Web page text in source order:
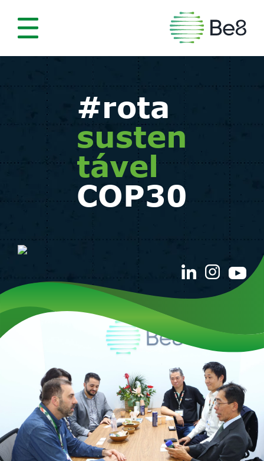
#rota
susten
tável
COP30